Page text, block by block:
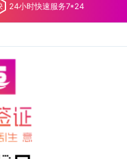
24小时快速服务7*24